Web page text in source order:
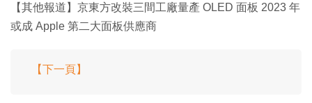
【其他報道】京東方改裝三間工廠量產 OLED 面板 2023 年
或成 Apple 第二大面板供應商
【下一頁】